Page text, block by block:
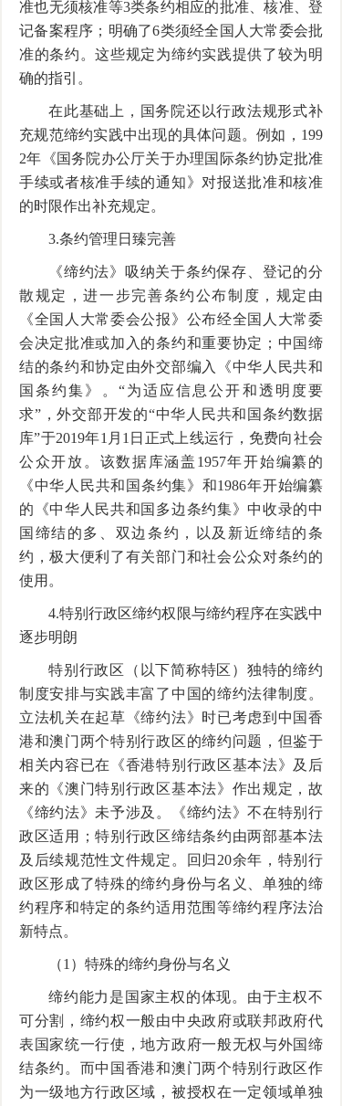
准也无须核准等3类条约相应的批准、核准、登
记备案程序；明确了6类须经全国人大常委会批
准的条约。这些规定为缔约实践提供了较为明
确的指引。
在此基础上，国务院还以行政法规形式补
充规范缔约实践中出现的具体问题。例如， 199
2年《国务院办公厅关于办理国际条约协定批准
手续或者核准手续的通知》对报送批准和核准
的时限作出补充规定。
3.条约管理日臻完善
《缔约法》吸纳关于条约保存、登记的分
散规定，进一步完善条约公布制度，规定由
《全国人大常委会公报》公布经全国人大常委
会决定批准或加入的条约和重要协定；中国缔
结的条约和协定由外交部编入《中华人民共和
国条约集》。“为适应信息公开和透明度要
求”，外交部开发的“中华人民共和国条约数据
库”于2019年1 月 1 日正式上线运行，免费向社会
公众开放。该数据库涵盖 1957年开始编纂的
《中华人民共和国条约集》和1986年开始编纂
的《中华人民共和国多边条约集》中收录的中
国缔结的多、双边条约，以及新近缔结的条
约，极大便利了有关部门和社会公众对条约的
使用。
4.特别行政区缔约权限与缔约程序在实践中
逐步明朗
特别行政区（以下简称特区）独特的缔约
制度安排与实践丰富了中国的缔约法律制度。
立法机关在起草《缔约法》时已考虑到中国香
港和澳门两个特别行政区的缔约问题，但鉴于
相关内容已在《香港特别行政区基本法》及后
来的《澳门特别行政区基本法》作出规定，故
《缔约法》未予涉及。《缔约法》不在特别行
政区适用；特别行政区缔结条约由两部基本法
及后续规范性文件规定。回归 20余年，特别行
政区形成了特殊的缔约身份与名义、单独的缔
约程序和特定的条约适用范围等缔约程序法治
新特点。
（1 ）特殊的缔约身份与名义
缔约能力是国家主权的体现。由于主权不
可分割，缔约权一般由中央政府或联邦政府代
表国家统一行使，地方政府一般无权与外国缔
结条约。而中国香港和澳门两个特别行政区作
为一级地方行政区域，被授权在一定领域单独